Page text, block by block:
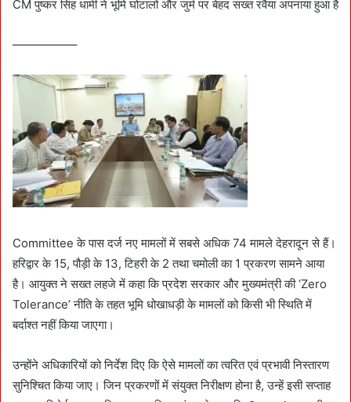
CM पुष्कर सिंह धामी ने भूमि घोटालों और जुर्म पर बेहद सख्त रवैया अपनाया हुआ है
—————–
Committee के पास दर्ज नए मामलों में सबसे अधिक 74 मामले देहरादून से हैं।
हरिद्वार के 15, पौड़ी के 13, टिहरी के 2 तथा चमोली का 1 प्रकरण सामने आया
है। आयुक्त ने सख्त लहजे में कहा कि प्रदेश सरकार और मुख्यमंत्री की ‘Zero
Tolerance’ नीति के तहत भूमि धोखाधड़ी के मामलों को किसी भी स्थिति में
बर्दाश्त नहीं किया जाएगा।
उन्होंने अधिकारियों को निर्देश दिए कि ऐसे मामलों का त्वरित एवं प्रभावी निस्तारण
सुनिश्चित किया जाए। जिन प्रकरणों में संयुक्त निरीक्षण होना है, उन्हें इसी सप्ताह